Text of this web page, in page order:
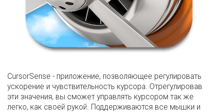
CursorSense - приложение, позволяющее регулировать
ускорение и чувствительность курсора. Отрегулировав
эти значения, вы сможет управлять курсором так же
легко, как своей рукой. Поддерживаются все мышки и